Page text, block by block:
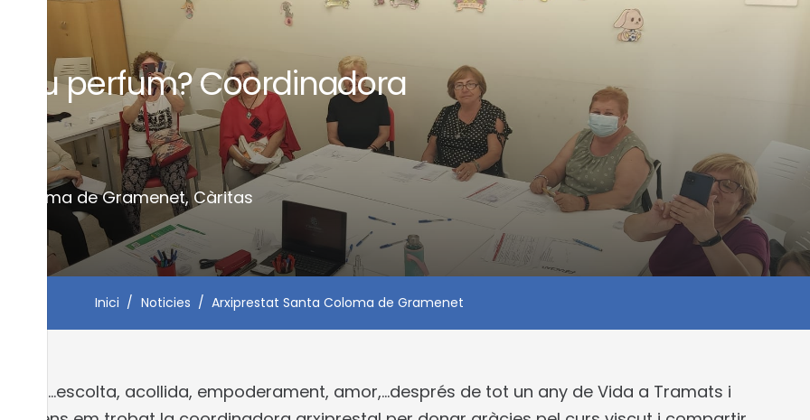
teu perfum? Coordinadora
Coloma de Gramenet,Càritas
Inici / Noticies / Arxiprestat Santa Coloma de Gramenet
…escolta, acollida, empoderament, amor,…després de tot un any de Vida a Tramats i